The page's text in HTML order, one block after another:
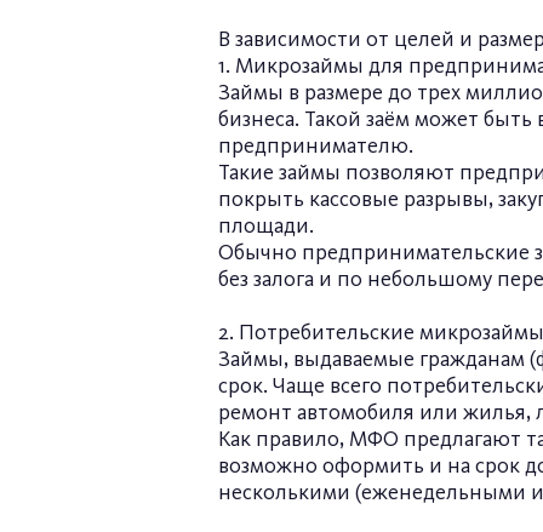
В зависимости от целей и
1. Микрозаймы для
Займы в размере до трех
бизнеса. Такой заём может
предпринимателю.
Такие займы позволяют
покрыть кассовые разрывы,
площади.
Обычно предпринимательские
без залога и по небольшому
2. Потребительские микрозаймы
Займы, выдаваемые гражданам
срок. Чаще всего
ремонт автомобиля или жилья,
Как правило, МФО предлагают
возможно оформить и на срок
несколькими (еженедельными